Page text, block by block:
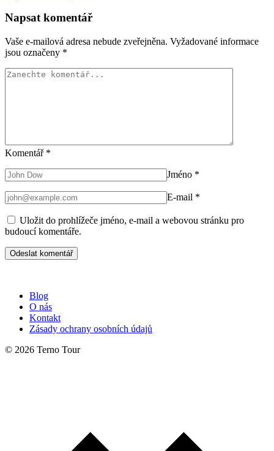
Napsat komentář
Vaše e-mailová adresa nebude zveřejněna. Vyžadované informace
jsou označeny *
Komentář *
Jméno *
E-mail *
Uložit do prohlížeče jméno, e-mail a webovou stránku pro
budoucí komentáře.
Blog
O nás
Kontakt
Zásady ochrany osobních údajů
© 2026 Terno Tour